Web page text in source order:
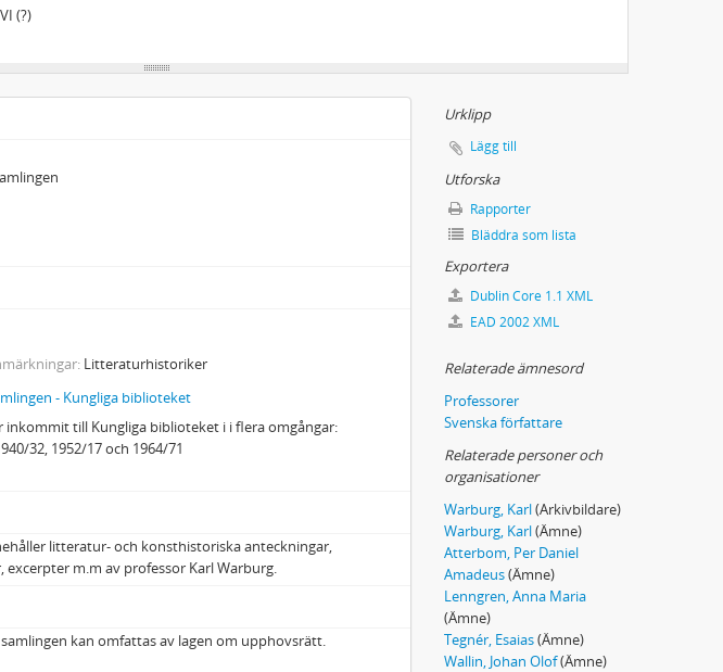
(?)
Bibliografi och recensioner
otryckta
Hebbe
Adolf Stern (1885-1901)
biografi, 1-2
(1877-1892)
Litteraturhistoriker
- Kungliga biblioteket
inkommit till Kungliga biblioteket i i flera omgångar:
32, 1952/17 och 1964/71
litteratur- och konsthistoriska anteckningar,
excerpter m.m av professor Karl Warburg.
samlingen kan omfattas av lagen om upphovsrätt.
Urklipp
Lägg till
Utforska
Rapporter
Bläddra som lista
Exportera
Dublin Core 1.1 XML
EAD 2002 XML
Relaterade ämnesord
Professorer
Svenska författare
Relaterade personer och
organisationer
Warburg, Karl(Arkivbildare)
Warburg, Karl(Ämne)
Atterbom, Per Daniel
Amadeus(Ämne)
Lenngren, Anna Maria
(Ämne)
Tegnér, Esaias(Ämne)
Wallin, Johan Olof(Ämne)